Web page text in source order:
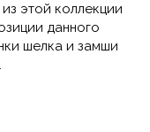
этой коллекции
данного
шелка и замши